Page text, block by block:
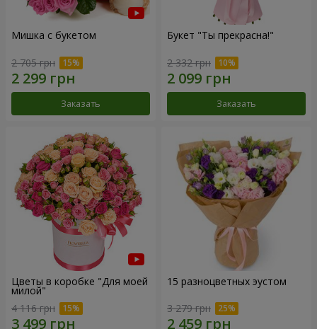
Мишка с букетом
2 705 грн
Заказать
Букет "Ты прекрасна!"
2 332 грн
Заказать
Цветы в коробке "Для моей
милой"
4 116 грн
15 разноцветных эустом
3 279 грн